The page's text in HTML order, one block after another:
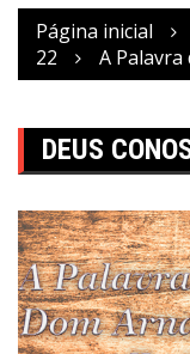
Página inicial
22
A
DEUS